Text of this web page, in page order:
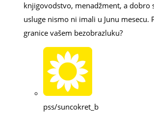
knjigovodstvo, menadžment, a dobro
usluge nismo ni imali u Junu mesecu.
granice vašem bezobrazluku?
pss/suncokret_b